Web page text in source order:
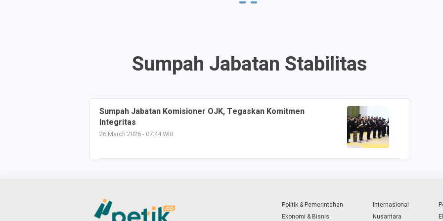
Sumpah Jabatan Stabilitas
Sumpah Jabatan Komisioner OJK, Tegaskan Komitmen
Integritas
26 March 2026 - 07:44 WIB
Politik & Pemerintahan
Ekonomi & Bisnis
Internasional
Nusantara